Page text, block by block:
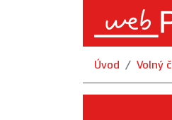
Úvod Volný